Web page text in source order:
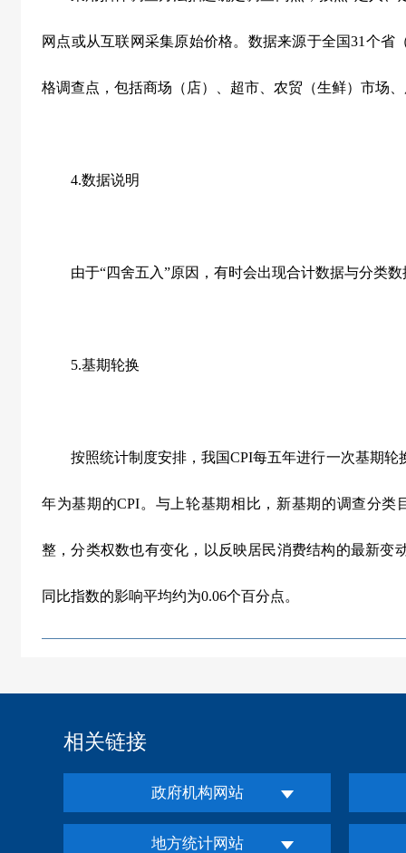
网点或从互联网采集原始价格。数据来源于全国31 个省
格调查点，包括商场（店）、超市、农贸（生鲜）市场
4.数据说明
由于“四舍五入”原因，有时会出现合计数据与分类数
5.基期轮换
按照统计制度安排，我国CPI每五年进行一次基期轮
年为基期的CPI。与上轮基期相比，新基期的调查分类
整，分类权数也有变化，以反映居民消费结构的最新变
同比指数的影响平均约为0.06个百分点。
相关链接
政府机构网站
地方统计网站